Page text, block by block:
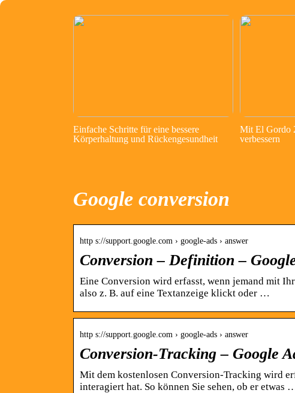
Einfache Schritte für eine bessere
Körperhaltung und Rückengesundheit
Mit El Gordo
verbessern
Google conversion
http s://support.google.com › google-ads › answer
Conversion – Definition –
Eine Conversion wird erfasst, wenn jemand mit
also z. B. auf eine Textanzeige klickt oder …
http s://support.google.com › google-ads › answer
Conversion-Tracking – Google
Mit dem kostenlosen Conversion-Tracking wird
interagiert hat. So können Sie sehen, ob er etwas